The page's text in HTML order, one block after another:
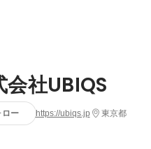
会社UBIQS
ロー https://ubiqs.jp 東京都